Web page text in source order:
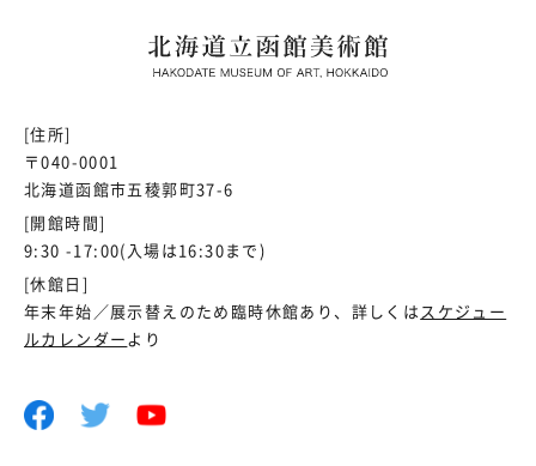
[住所]
〒040-0001
北海道函館市五稜郭町37-6
[開館時間]
9:30 -17:00(入場は16:30まで)
[休館日]
年末年始／展示替えのため臨時休館あり、詳しくは スケジュー
ルカレンダーより